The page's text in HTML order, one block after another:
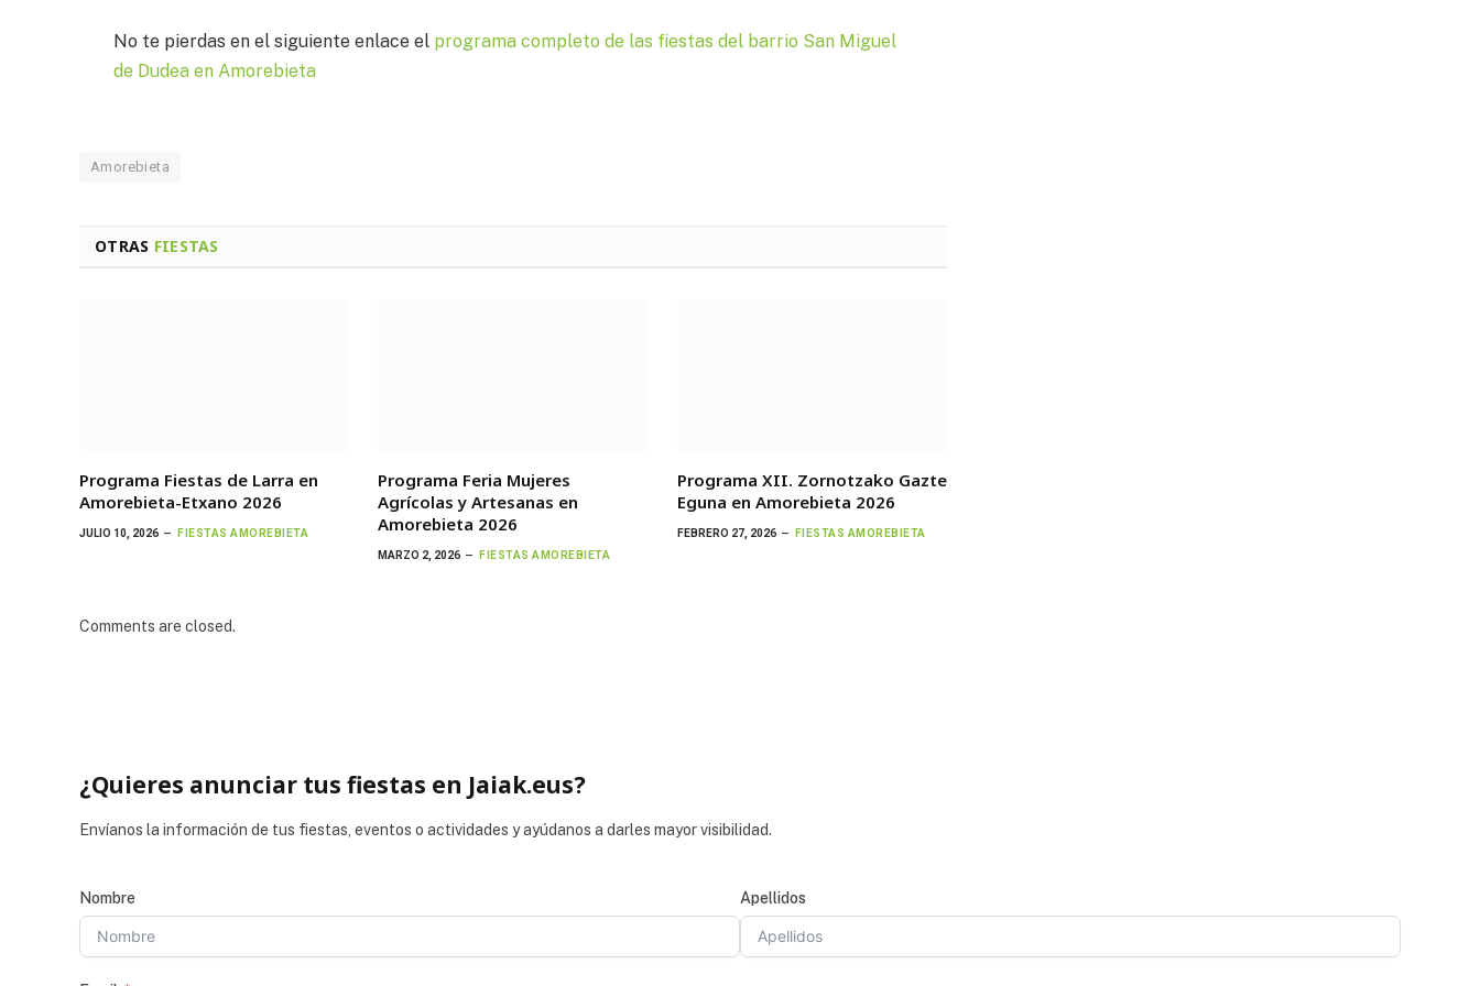
No te pierdas en el siguiente enlace el programa completo de las fiestas del barrio San Miguel
de Dudea en Amorebieta
Amorebieta
OTRAS FIESTAS
Programa Fiestas de Larra en
Amorebieta-Etxano 2026
JULIO 10, 2026 FIESTAS AMOREBIETA
Programa Feria Mujeres
Agrícolas y Artesanas en
Amorebieta 2026
MARZO 2, 2026 FIESTAS AMOREBIETA
Programa XII. Zornotzako Gazte
Eguna en Amorebieta 2026
FEBRERO 27, 2026 FIESTAS AMOREBIETA
Comments are closed.
¿Quieres anunciar tus fiestas en Jaiak.eus?
Envíanos la información de tus fiestas, eventos o actividades y ayúdanos a darles mayor visibilidad.
Nombre Apellidos